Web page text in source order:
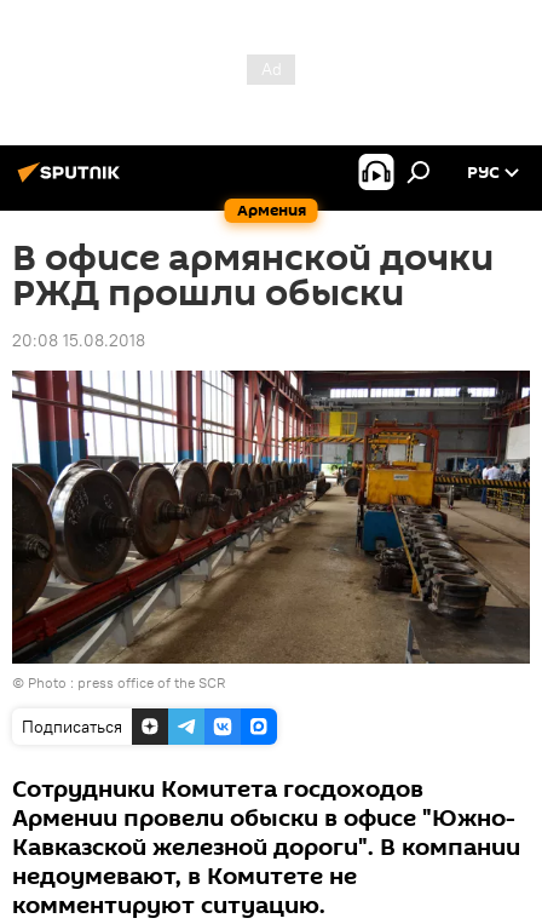
Армения
РУС
В офисе армянской дочки
РЖД прошли обыски
20:08 15.08.2018
© Photo : press office of the SCR
Подписаться
Сотрудники Комитета госдоходов
Армении провели обыски в офисе "Южно-
Кавказской железной дороги". В компании
недоумевают, в Комитете не
комментируют ситуацию.